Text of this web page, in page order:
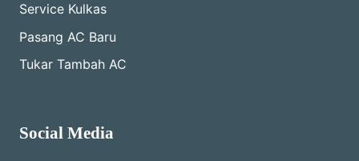
Service Kulkas
Pasang AC Baru
Tukar Tambah AC
Social Media